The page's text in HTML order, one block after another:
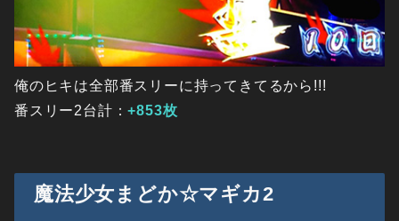
俺のヒキは全部番スリーに持ってきてるから!!!
番スリー2台計：+853枚
魔法少女まどか☆マギカ2